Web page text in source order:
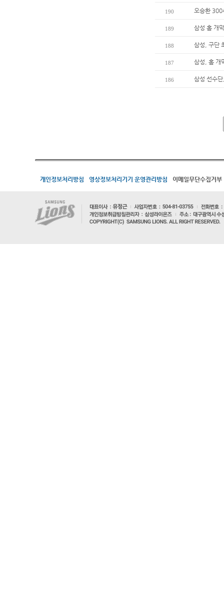
190 오승환 300
189 삼성 홈 개
188 삼성, 구단
187 삼성, 홈 개
186 삼성 선수
개인정보처리방침 영상정보처리기기 운영관리방침 이메일무단수집거부